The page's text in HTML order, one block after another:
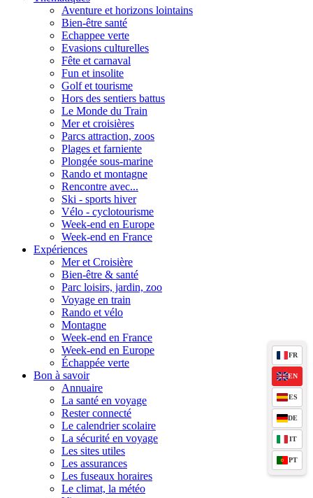
Aventure et horizons lointains
Bien-être santé
Echappee verte
Evasions culturelles
Fête et carnaval
Fun et insolite
Golf et tourisme
Hors des sentiers battus
Le Monde du Train
Mer et croisières
Parcs attraction, zoos
Plages et farniente
Plongée sous-marine
Rando et montagne
Rencontre avec...
Ski - sports hiver
Vélo - cyclotourisme
Week-end en Europe
Week-end en France
Expériences
Mer et Croisière
Bien-être & santé
Parc loisirs, jardin, zoo
Voyage en train
Rando et vélo
Montagne
Week-end en France
Week-end en Europe
Échappée verte
Bon à savoir
Annuaire
La santé en voyage
Rester connecté
Le calendrier scolaire
La sécurité en voyage
Les sites utiles
Les assurances
Les fuseaux horaires
Le climat, la météo
FR
EN
ES
DE
IT
PT